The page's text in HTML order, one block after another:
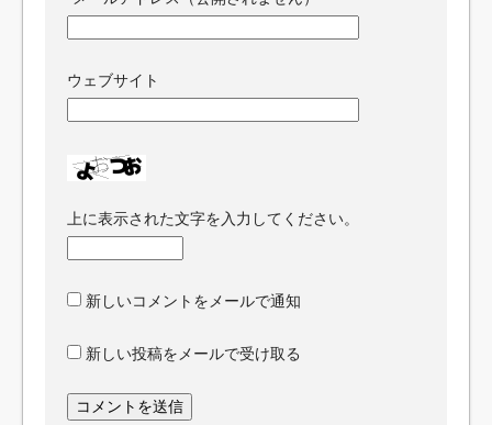
ウェブサイト
上に表示された文字を入力してください。
新しいコメントをメールで通知
新しい投稿をメールで受け取る